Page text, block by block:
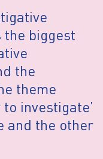
biggest
the
theme
investigate’
and the other